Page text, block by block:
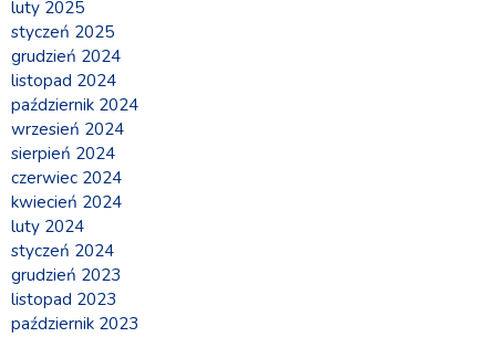
luty 2025
styczeń 2025
grudzień 2024
listopad 2024
październik 2024
wrzesień 2024
sierpień 2024
czerwiec 2024
kwiecień 2024
luty 2024
styczeń 2024
grudzień 2023
listopad 2023
październik 2023